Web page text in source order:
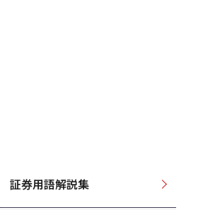
証券用語解説集